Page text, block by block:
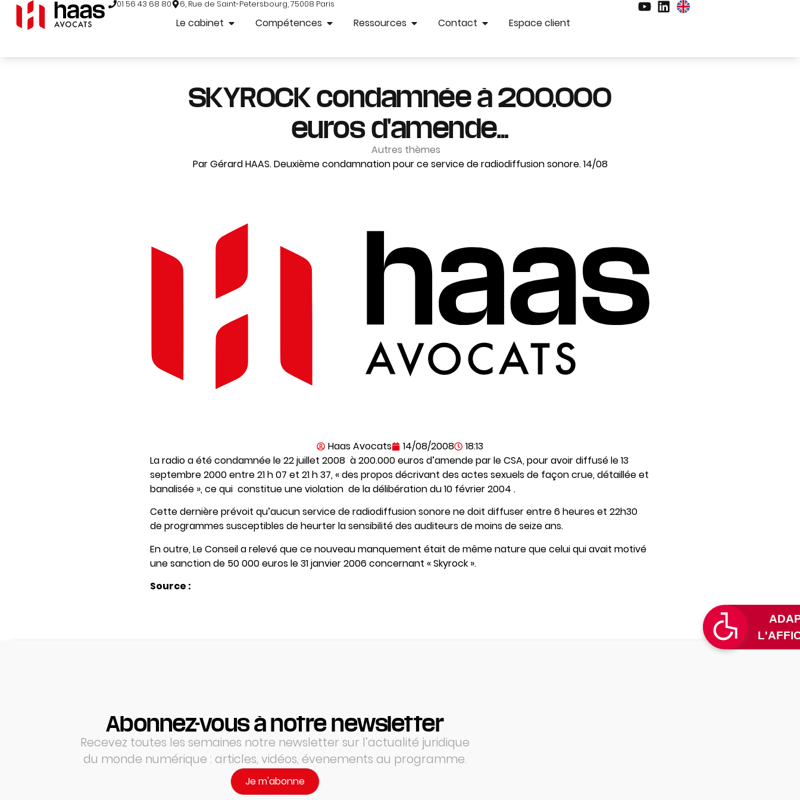
01 56 43 68 80 6, Rue de Saint-Petersbourg, 75008 Paris
Le cabinet Compétences Ressources Contact Espace client
SKYROCK condamnée à 200.000
euros d'amende…
Autres thèmes
Par Gérard HAAS. Deuxième condamnation pour ce service de radiodiffusion sonore. 14/08
Haas Avocats 14/08/2008
18:13
La radio a été condamnée le 22 juillet 2008 à 200.000 euros d’amende par le CSA, pour avoir diffusé le 13
septembre 2000 entre 21 h 07 et 21 h 37, « des propos décrivant des actes sexuels de façon crue, détaillée et
banalisée », ce qui constitue une violation de la délibération du 10 février 2004 .
Cette dernière prévoit qu’aucun service de radiodiffusion sonore ne doit diffuser entre 6 heures et 22h30
de programmes susceptibles de heurter la sensibilité des auditeurs de moins de seize ans.
En outre, Le Conseil a relevé que ce nouveau manquement était de même nature que celui qui avait motivé
une sanction de 50 000 euros le 31 janvier 2006 concernant « Skyrock ».
Source :
Abonnez-vous à notre newsletter
Recevez toutes les semaines notre newsletter sur l’actualité juridique
du monde numérique : articles, vidéos, évenements au programme.
Je m'abonne